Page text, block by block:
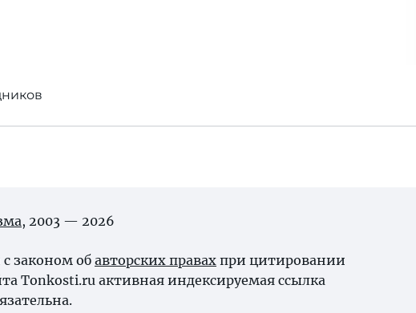
, 2003 — 2026
законом об авторских правах при цитировании
Tonkosti.ru активная индексируемая ссылка